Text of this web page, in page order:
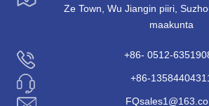
Ze Town, Wu Jiangin piiri,
maakunta
+86- 0512-
+86-